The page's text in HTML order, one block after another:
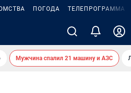
ПОГОДА ТЕЛЕПРОГРАММА
Мужчина спалил 21 машину и АЗС